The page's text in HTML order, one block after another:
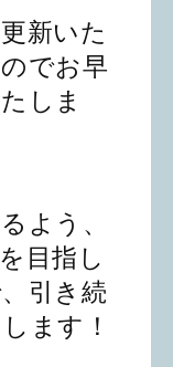
新いた
でお早
しま
よう、
目指し
引き続
ます！